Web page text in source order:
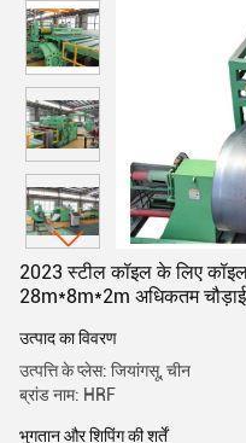
2023 स्टील कॉइल के लिए
28m*8m*2m अधिकतम
उत्पाद का विवरण
उत्पत्ति के प्लेस: जियांगसू, चीन
ब्रांड नाम: HRF
भुगतान और शिपिंग की शर्तें